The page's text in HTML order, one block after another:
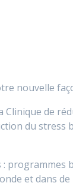
nouvelle
de
du
et dans